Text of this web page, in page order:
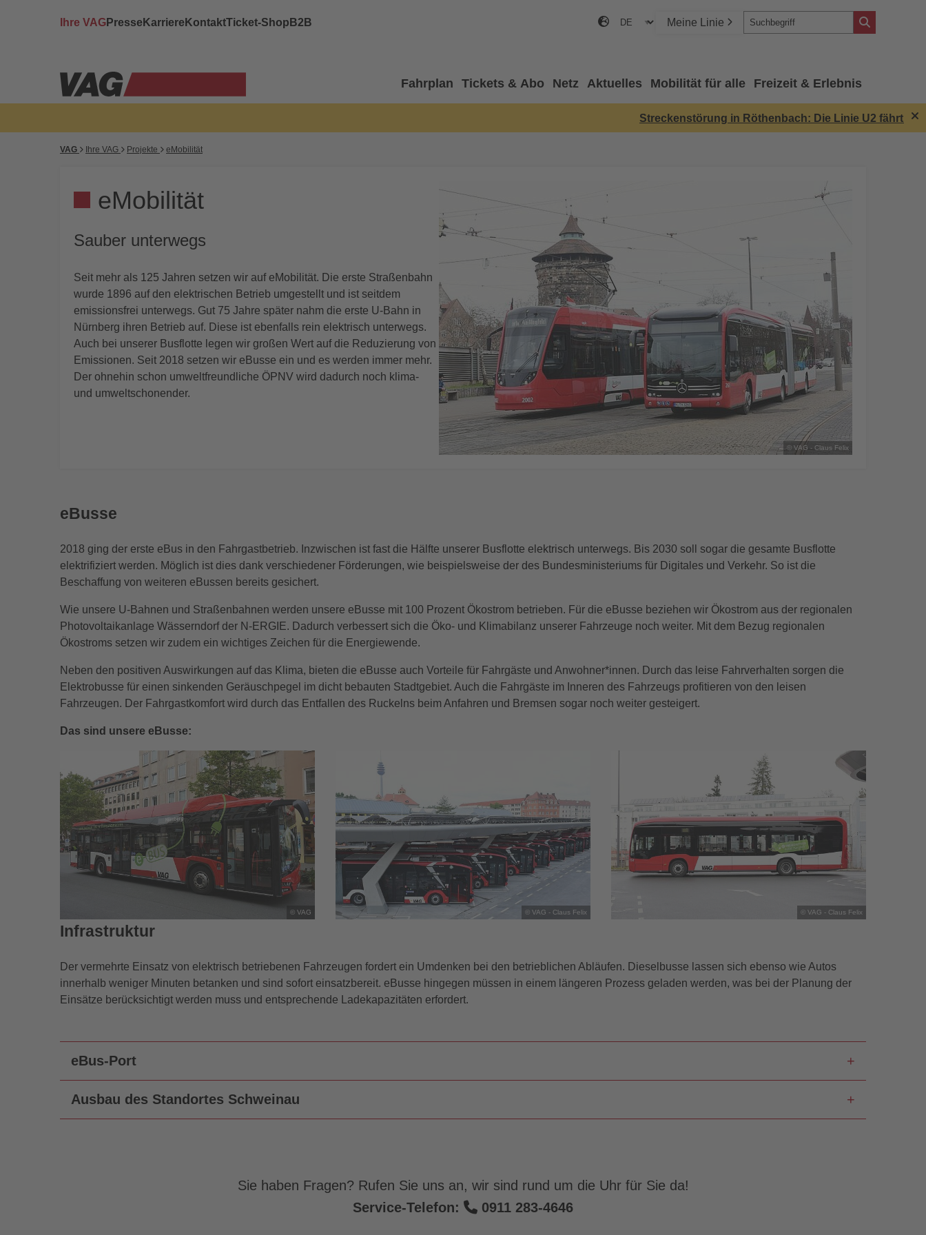
Ihre VAGPresse Karriere KontaktTicket-Shop B2B Meine Linie
Fahrplan Tickets & Abo Netz Aktuelles Mobilität für alle Freizeit & Erlebnis
Streckenstörung in Röthenbach: Die Linie U2 fährt nicht
VAG Ihre VAG Projekte eMobilität
eMobilität
Sauber unterwegs
Seit mehr als 125 Jahren setzen wir auf eMobilität. Die erste Straßenbahn
wurde 1896 auf den elektrischen Betrieb umgestellt und ist seitdem
emissionsfrei unterwegs. Gut 75 Jahre später nahm die erste U-Bahn in
Nürnberg ihren Betrieb auf. Diese ist ebenfalls rein elektrisch unterwegs.
Auch bei unserer Busflotte legen wir großen Wert auf die Reduzierung von
Emissionen. Seit 2018 setzen wir eBusse ein und es werden immer mehr.
Der ohnehin schon umweltfreundliche ÖPNV wird dadurch noch klima-
und umweltschonender.
© VAG - Claus Felix
eBusse
2018 ging der erste eBus in den Fahrgastbetrieb. Inzwischen ist fast die Hälfte unserer Busflotte elektrisch unterwegs. Bis 2030 soll sogar die gesamte Busflotte
elektrifiziert werden. Möglich ist dies dank verschiedener Förderungen, wie beispielsweise der des Bundesministeriums für Digitales und Verkehr. So ist die
Beschaffung von weiteren eBussen bereits gesichert.
Wie unsere U-Bahnen und Straßenbahnen werden unsere eBusse mit 100 Prozent Ökostrom betrieben. Für die eBusse beziehen wir Ökostrom aus der regionalen
Photovoltaikanlage Wässerndorf der N-ERGIE. Dadurch verbessert sich die Öko- und Klimabilanz unserer Fahrzeuge noch weiter. Mit dem Bezug regionalen
Ökostroms setzen wir zudem ein wichtiges Zeichen für die Energiewende.
Neben den positiven Auswirkungen auf das Klima, bieten die eBusse auch Vorteile für Fahrgäste und Anwohner*innen. Durch das leise Fahrverhalten sorgen die
Elektrobusse für einen sinkenden Geräuschpegel im dicht bebauten Stadtgebiet. Auch die Fahrgäste im Inneren des Fahrzeugs profitieren von den leisen
Fahrzeugen. Der Fahrgastkomfort wird durch das Entfallen des Ruckelns beim Anfahren und Bremsen sogar noch weiter gesteigert.
Das sind unsere eBusse:
© VAG © VAG - Claus Felix © VAG - Claus Felix
Infrastruktur
Der vermehrte Einsatz von elektrisch betriebenen Fahrzeugen fordert ein Umdenken bei den betrieblichen Abläufen. Dieselbusse lassen sich ebenso wie Autos
innerhalb weniger Minuten betanken und sind sofort einsatzbereit. eBusse hingegen müssen in einem längeren Prozess geladen werden, was bei der Planung der
Einsätze berücksichtigt werden muss und entsprechende Ladekapazitäten erfordert.
eBus-Port
eBusse. Hier gibt es Platz und Lademöglichkeiten für insgesamt 39 Fahrzeuge.
angefahren werden. Damit können die Busse jederzeit wieder ausrücken, ohne
Eine entsprechende Software hilft dabei, die Ladezeiten der eBusse optimal zu
Ausbau des Standortes Schweinau
werden in der Abstellhalle weitere Ladepunkte installiert. Letztlich sollen hier
Kapazitäten für 171 Elektrobusse geschaffen werden. Darüber hinaus wird die
Halle brandschutztechnisch ertüchtigt. Außerdem soll ein Carport, welches
Sie haben Fragen? Rufen Sie uns an, wir sind rund um die Uhr für Sie da!
Service-Telefon:
0911 283-4646